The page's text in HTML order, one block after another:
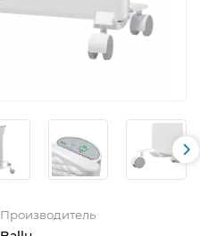
Производитель